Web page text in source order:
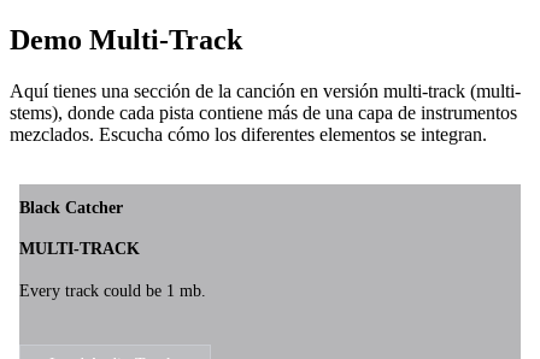
Demo Multi-Track
Aquí tienes una sección de la canción en versión multi-track (multi-
stems), donde cada pista contiene más de una capa de instrumentos
mezclados. Escucha cómo los diferentes elementos se integran.